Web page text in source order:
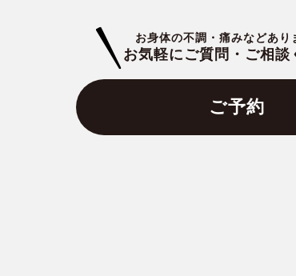
お身体の不調・痛みなどあり
お気軽にご質問・ご相談
ご予約